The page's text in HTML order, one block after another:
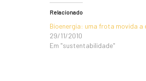
Relacionado
Bioenergia: uma frota movida a
29/11/2010
Em "sustentabilidade"